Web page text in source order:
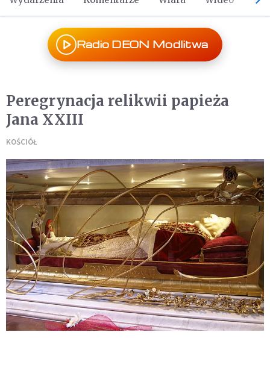
Radio DEON Modlitwa
Peregrynacja relikwii papieża
Jana XXIII
KOŚCIÓŁ